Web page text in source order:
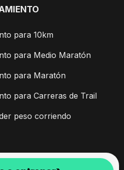
para 10km
para Medio Maratón
para Maratón
para Carreras de Trail
peso corriendo